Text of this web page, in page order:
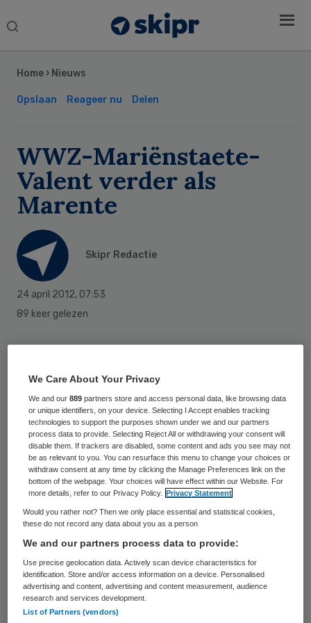
Search
Home › Nieuws
Opslaan Reageer nu Delen
WWZ-Mariënstaete-
Valent verder als
Marente
Skipr Redactie
24 april 2012, 07:53
89 keer gelezen
gaat verder onder de naam Marente. De
nieuwe naam vormt volgens de raad van
bestuur een bezegeling van de nieuwe
persoonlijke weg die de zorgorganisatie is
ingeslagen.
“Marente is een persoonlijke naam, die past
bij de ambitie van onze zorgorganisatie om
hoogstpersoonlijke zorg te bieden”, zegt
Erna van der Pers, voorzitter van de raad
van bestuur van Marente. “Dat vraagt om
meer dan professionele zorg.”
Sidebar
We Care About Your Privacy
We and our889 partners store and access personal data, like browsing data
or unique identifiers, on your device. Selecting I Accept enables tracking
technologies to support the purposes shown under we and our partners
process data to provide. Selecting Reject All or withdrawing your consent will
disable them. If trackers are disabled, some content and ads you see may not
be as relevant to you. You can resurface this menu to change your choices or
withdraw consent at any time by clicking the Manage Preferences link on the
bottom of the webpage. Your choices will have effect within our Website. For
more details, refer to our Privacy Policy.
Privacy Statement
Would you rather not? Then we only place essential and statistical cookies,
these do not record any data about you as a person
We and our partners process data to provide:
Use precise geolocation data. Actively scan device characteristics for
identification. Store and/or access information on a device. Personalised
advertising and content, advertising and content measurement, audience
research and services development.
List of Partners (vendors)